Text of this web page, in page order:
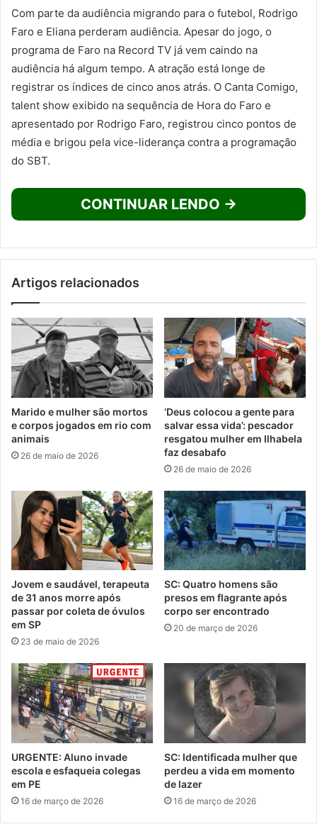
Com parte da audiência migrando para o futebol, Rodrigo
Faro e Eliana perderam audiência. Apesar do jogo, o
programa de Faro na Record TV já vem caindo na
audiência há algum tempo. A atração está longe de
registrar os índices de cinco anos atrás. O Canta Comigo,
talent show exibido na sequência de Hora do Faro e
apresentado por Rodrigo Faro, registrou cinco pontos de
média e brigou pela vice-liderança contra a programação
do SBT.
CONTINUAR LENDO →
Artigos relacionados
Marido e mulher são mortos
e corpos jogados em rio com
animais
26 de maio de 2026
‘Deus colocou a gente para
salvar essa vida’: pescador
resgatou mulher em Ilhabela
faz desabafo
26 de maio de 2026
Jovem e saudável, terapeuta
de 31 anos morre após
passar por coleta de óvulos
em SP
23 de maio de 2026
SC: Quatro homens são
presos em flagrante após
corpo ser encontrado
20 de março de 2026
URGENTE: Aluno invade
escola e esfaqueia colegas
em PE
16 de março de 2026
SC: Identificada mulher que
perdeu a vida em momento
de lazer
16 de março de 2026